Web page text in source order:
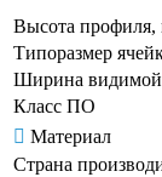
Высота
Типоразмер
Ширина видимой
Класс ПО
Материал
Страна